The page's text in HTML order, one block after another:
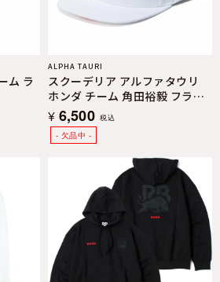
ム ラ
ALPHA TAURI
スクーデリア アルファタウリ
ホンダ チーム 角田裕毅 フラッ
ト キャップ
¥ 6,500 税込